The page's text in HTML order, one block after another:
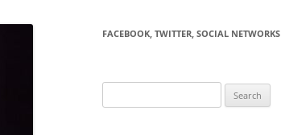
FACEBOOK, TWITTER, SOCIAL NETWORKS
for: